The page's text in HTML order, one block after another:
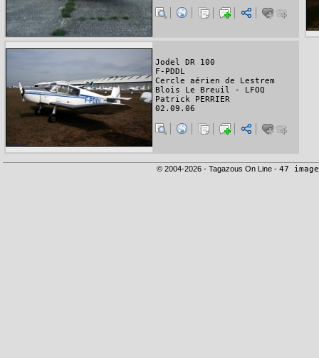
Jodel DR 100
F-PDDL
Cercle aérien de Lestrem
Blois Le Breuil - LFOQ
Patrick PERRIER
02.09.06
© 2004-2026 - Tagazous On Line - 47